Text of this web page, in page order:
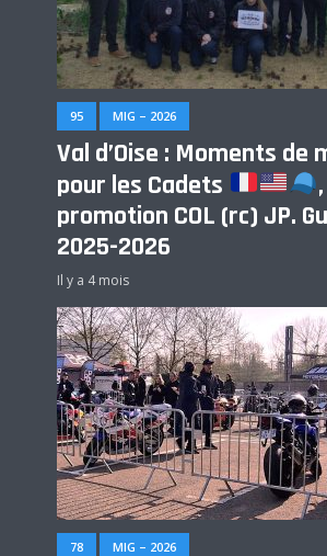
95 MIG – 2026
Val d’Oise : Moments de
pour les Cadets
,
promotion COL (rc) JP.
2025-2026
Il y a 4 mois
78 MIG – 2026